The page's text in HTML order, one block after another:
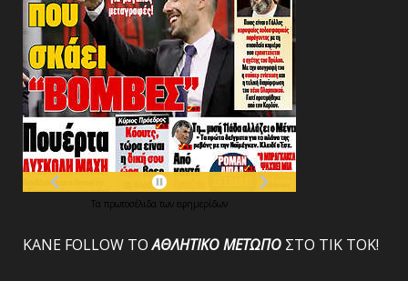
Τα πρωτοσέλιδα των εφημερίδων
ΚΑΝΕ FOLLOW ΤΟΑΘΛΗΤΙΚΟΜΕΤΩΠΟ ΣΤΟ ΤΙΚ ΤΟΚ!